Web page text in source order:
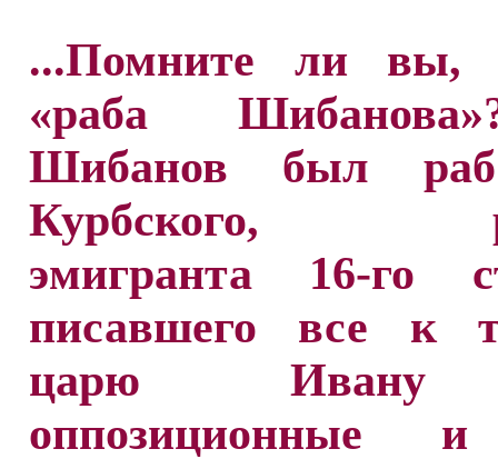
...Помните ли вы,
«раба
Шибанов был
Курбского,
эмигранта 16-го
писавшего все к
царю Ивану
оппозиционные